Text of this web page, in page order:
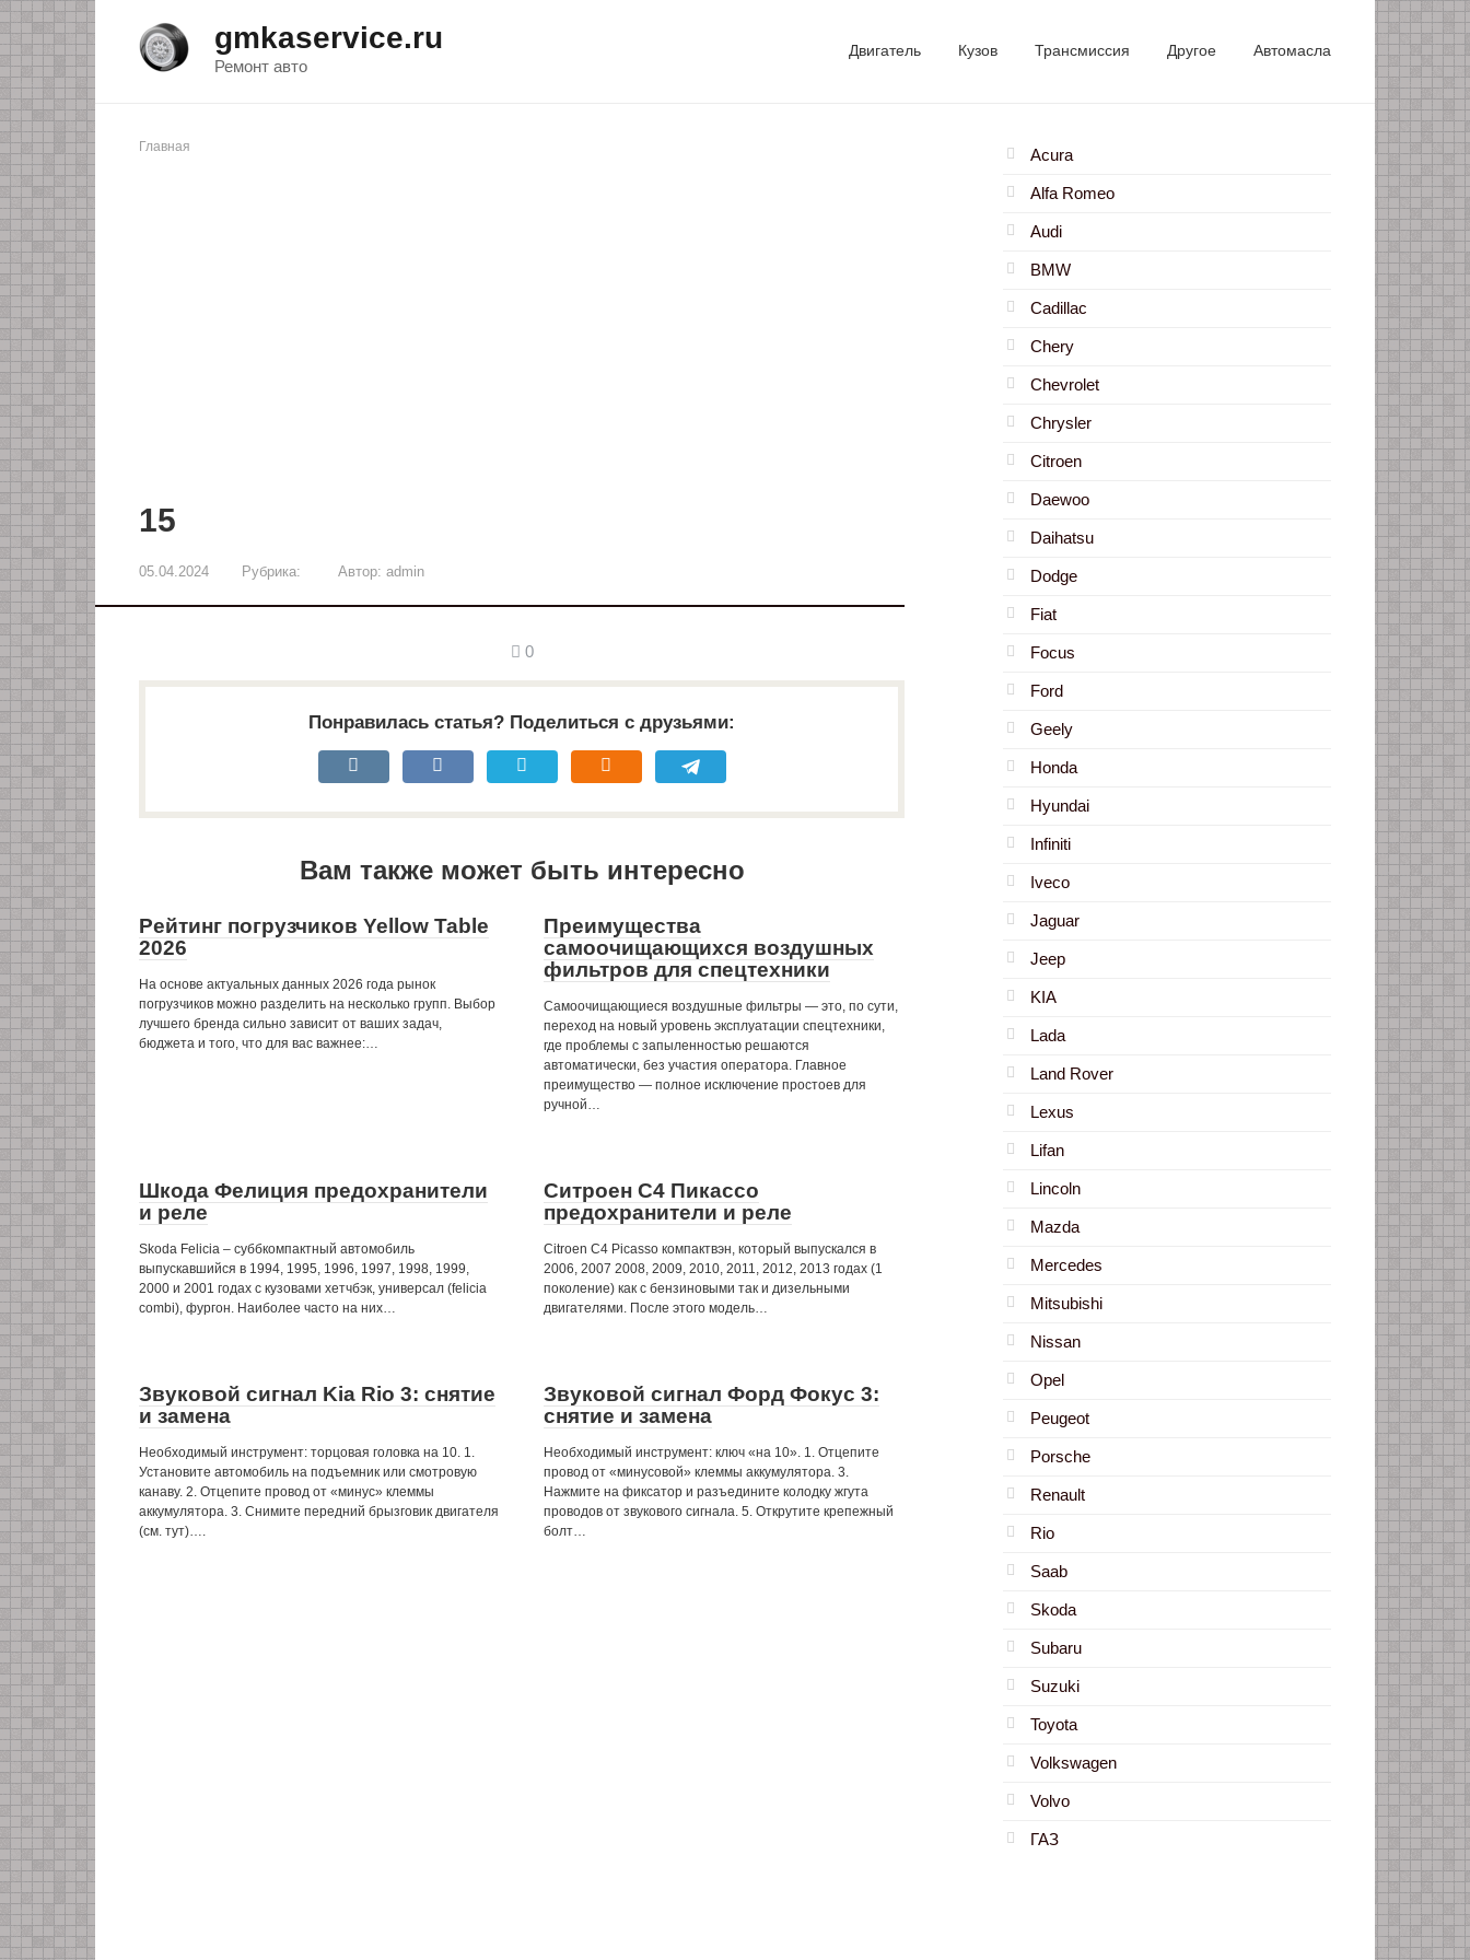
Перейти
к
контенту
gmkaservice.ru
Ремонт авто
Двигатель Кузов Трансмиссия Другое Автомасла
Главная
15
05.04.2024 Рубрика: Автор: admin
0
Понравилась статья? Поделиться с друзьями:
Вам также может быть интересно
Рейтинг погрузчиков Yellow Table
2026
На основе актуальных данных 2026 года рынок
погрузчиков можно разделить на несколько групп. Выбор
лучшего бренда сильно зависит от ваших задач,
бюджета и того, что для вас важнее:…
Преимущества
самоочищающихся воздушных
фильтров для спецтехники
Самоочищающиеся воздушные фильтры — это, по сути,
переход на новый уровень эксплуатации спецтехники,
где проблемы с запыленностью решаются
автоматически, без участия оператора. Главное
преимущество — полное исключение простоев для
ручной…
Шкода Фелиция предохранители
и реле
Skoda Felicia – суббкомпактный автомобиль
выпускавшийся в 1994, 1995, 1996, 1997, 1998, 1999,
2000 и 2001 годах с кузовами хетчбэк, универсал (felicia
combi), фургон. Наиболее часто на них…
Ситроен С4 Пикассо
предохранители и реле
Citroen C4 Picasso компактвэн, который выпускался в
2006, 2007 2008, 2009, 2010, 2011, 2012, 2013 годах (1
поколение) как с бензиновыми так и дизельными
двигателями. После этого модель…
Звуковой сигнал Kia Rio 3: снятие
и замена
Необходимый инструмент: торцовая головка на 10. 1.
Установите автомобиль на подъемник или смотровую
канаву. 2. Отцепите провод от «минус» клеммы
аккумулятора. 3. Снимите передний брызговик двигателя
(см. тут)….
Звуковой сигнал Форд Фокус 3:
снятие и замена
Необходимый инструмент: ключ «на 10». 1. Отцепите
провод от «минусовой» клеммы аккумулятора. 3.
Нажмите на фиксатор и разъедините колодку жгута
проводов от звукового сигнала. 5. Открутите крепежный
болт…
Acura
Alfa Romeo
Audi
BMW
Cadillac
Chery
Chevrolet
Chrysler
Citroen
Daewoo
Daihatsu
Dodge
Fiat
Focus
Ford
Geely
Honda
Hyundai
Infiniti
Iveco
Jaguar
Jeep
KIA
Lada
Land Rover
Lexus
Lifan
Lincoln
Mazda
Mercedes
Mitsubishi
Nissan
Opel
Peugeot
Porsche
Renault
Rio
Saab
Skoda
Subaru
Suzuki
Toyota
Volkswagen
Volvo
ГАЗ